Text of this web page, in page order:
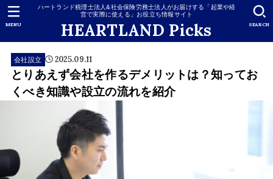
ハートランド税理士法人&社会保険労務士法人がお届けする「起業や経
営で実際に使える」お役立ち情報サイト
HEARTLAND Picks SEARCH
MENU
会社設立 2025.09.11
とりあえず会社を作るデメリットは？知ってお
くべき知識や設立の流れを紹介